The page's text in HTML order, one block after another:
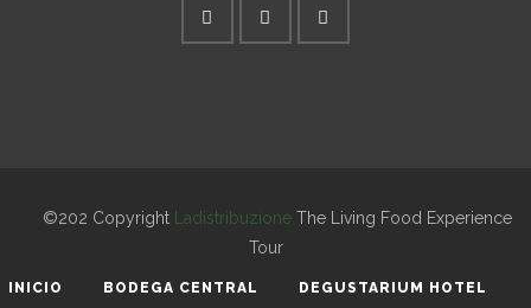
©202 Copyright Ladistribuzione The Living Food Experience
Tour
INICIO BODEGA CENTRAL DEGUSTARIUM HOTEL